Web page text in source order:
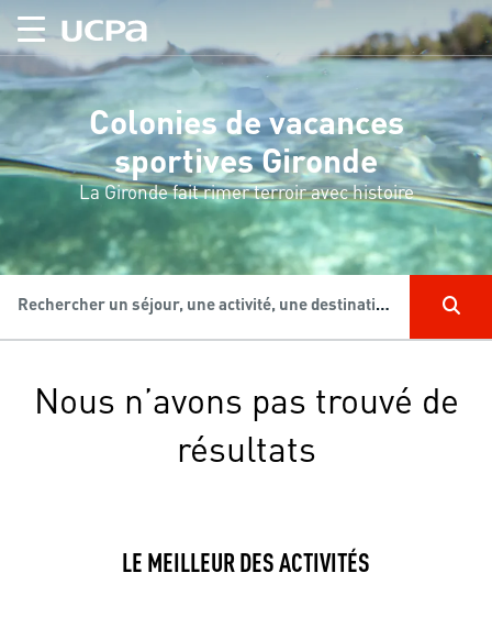
Colonies de vacances
sportives Gironde
La Gironde fait rimer terroir avec histoire
Rechercher un séjour, une activité, une destination...
Nous n’avons pas trouvé de
résultats
LE MEILLEUR DES ACTIVITÉS